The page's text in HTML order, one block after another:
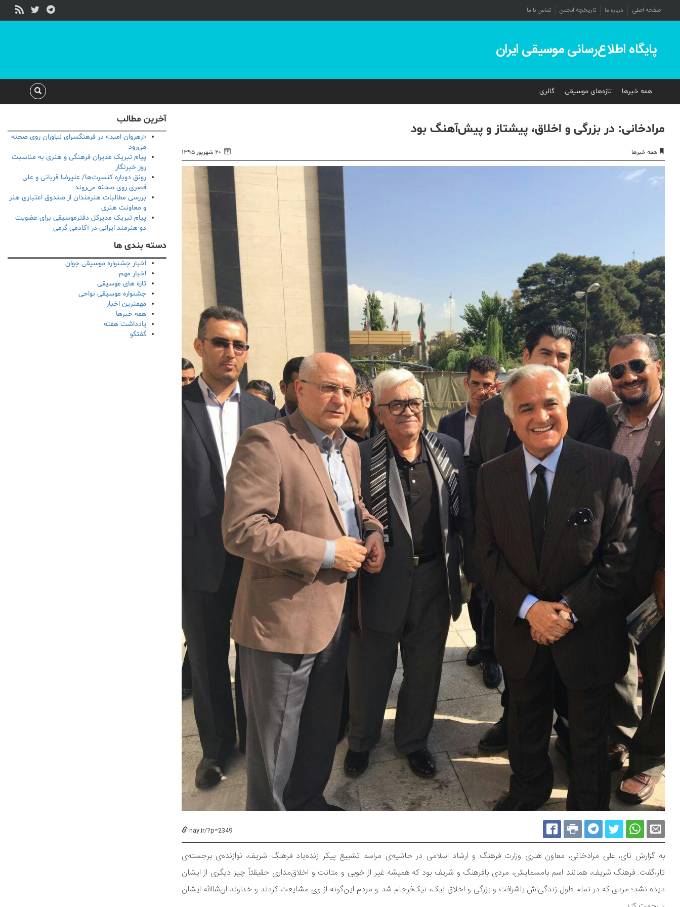
صفحه اصلی درباره ما تاریخچه انجمن تماس با ما
پایگاه اطلاع‌رسانی موسیقی ایران
همه خبرها تازه‌های موسیقی گالری
مرادخانی: در بزرگی و اخلاق، پیشتاز و پیش‌آهنگ بود
همه خبرها ۲۰ شهریور ۱۳۹۵
nay.ir/?p=2349
به گزارش نای، علی مرادخانی، معاون هنری وزارت فرهنگ و ارشاد اسلامی در حاشیه‌ی مراسم تشییع پیکر زنده‌یاد فرهنگ شریف، نوازنده‌ی برجسته‌ی
تار،گفت: فرهنگ شریف، همانند اسم بامسمایش، مردی بافرهنگ و شریف بود که همیشه غیر از خوبی و متانت و اخلاق‌مداری حقیقتاً چیز دیگری از ایشان
دیده نشد؛ مردی که در تمام طول زندگی‌اش باشرافت و بزرگی و اخلاق نیک، نیک‌فرجام شد و مردم این‌گونه از وی مشایعت کردند و خداوند ان‌شا‌الله ایشان
آخرین مطالب
«رهروان امید» در فرهنگسرای نیاوران روی صحنه
می‌رود
پیام تبریک مدیران فرهنگی و هنری به مناسبت
روز خبرنگار
رونق دوباره کنسرت‌ها/ علیرضا قربانی و علی
قصری روی صحنه می‌روند
بررسی مطالبات هنرمندان از صندوق اعتباری هنر
و معاونت هنری
پیام تبریک مدیرکل دفترموسیقی برای عضویت
دو هنرمند ایرانی در آکادمی گرمی
دسته بندی ها
اخبار جشنواره موسیقی جوان
اخبار مهم
تازه های موسیقی
جشنواره موسیقی نواحی
مهمترین اخبار
همه خبرها
یادداشت هفته
گفتگو